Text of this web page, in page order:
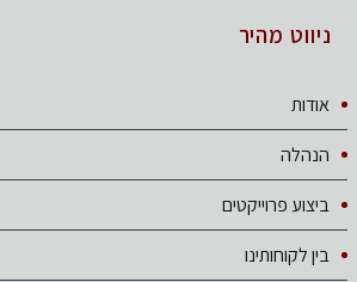
ניווט מהיר
אודות
הנהלה
ביצוע פרוייקטים
בין לקוחותינו